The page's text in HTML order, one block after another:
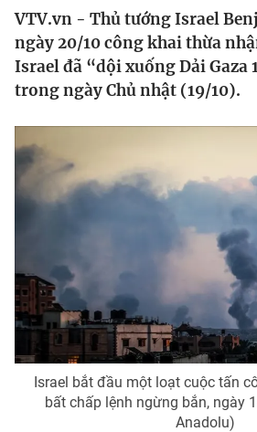
Tin tức
Thế giới đó đây
Câu chuyện quốc tế
Kinh tế
Tài chính
Góc doanh nghiệp
Dữ liệu và đời sống
Truyền hình
Phim VTV
Khán giả
Giải sao mai
Giải trí
Âm nhạc
Sao
Du lịch
Làm đẹp
Chất lượng cuộc sống
Giáo dục
Tuyển sinh
Học trực tuyến
Công nghệ
Hitech Công nghệ tương lai
Giao lưu trực tuyến
VTV.vn - Thủ tướng Israel
ngày 20/10 công khai thừa
Israel đã “dội xuống Dải Gaza
trong ngày Chủ nhật (19/10).
Israel bắt đầu một loạt cuộc tấn
bất chấp lệnh ngừng bắn, ngày
Anadolu)